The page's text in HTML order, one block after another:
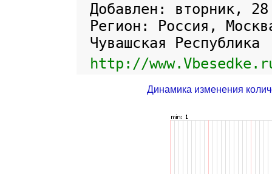
Добавлен: вторник,
Регион: Россия,
Чувашская Республика
http://
Динамика изменения